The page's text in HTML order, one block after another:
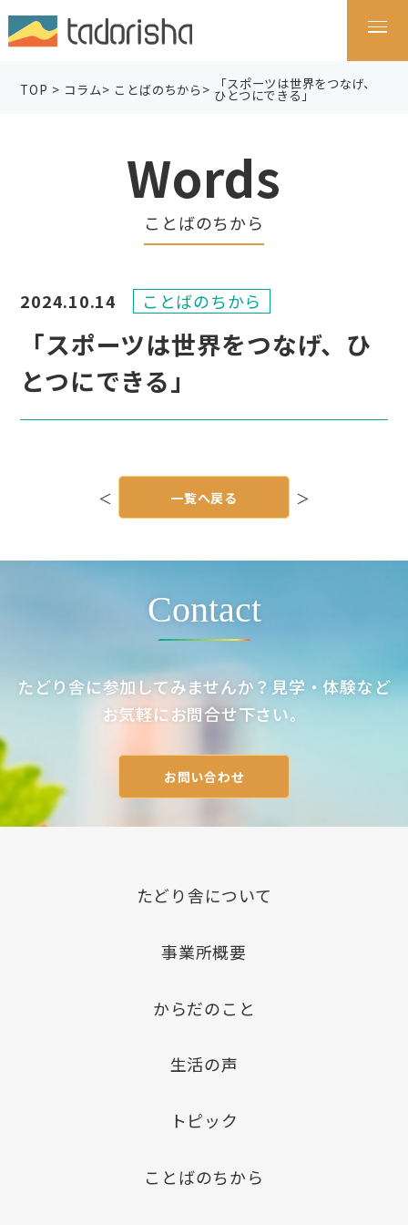
TOP > コラム> ことばのちから > 「スポーツは世界をつなげ、
ひとつにできる」
Words
ことばのちから
「スポーツは世界をつなげ、ひ
とつにできる」
2024.10.14 ことばのちから
シ
＜ ＞
一覧へ戻る
Contact
たどり舎に参加してみませんか？見学・体験など
お気軽にお問合せ下さい。
お問い合わせ
たどり舎について
事業所概要
からだのこと
生活の声
トピック
ことばのちから